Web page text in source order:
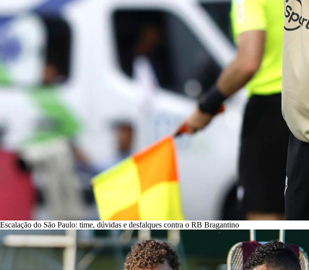
Escalação do São Paulo: time, dúvidas e desfalques contra o RB Bragantino